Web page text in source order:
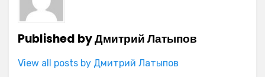
Published byДмитрий Латыпов
View all posts by Дмитрий Латыпов